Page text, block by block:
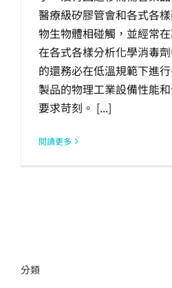
醫療級矽膠管會和各式各
物生物體相碰觸，並經常
在各式各樣分析化學消毒
的還務必在低溫規範下進
製品的物理工業設備性能
要求苛刻。 [...]
閱讀更多
分類